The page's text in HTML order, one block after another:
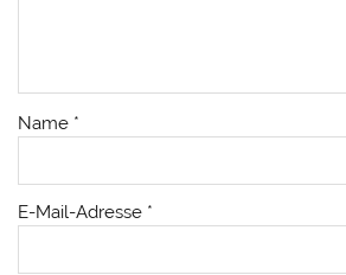
Name *
E-Mail-Adresse *